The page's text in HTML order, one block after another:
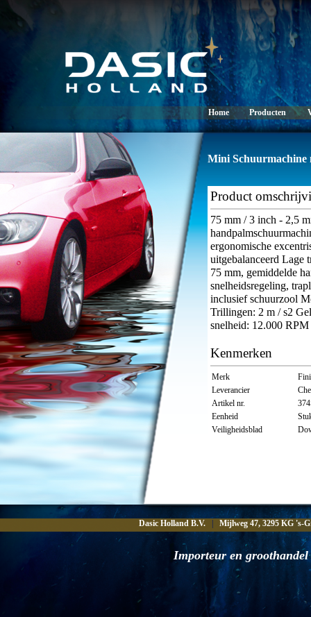
Mini Schuurmachine
Product
75 mm / 3 inch - 2,5
ergonomische
uitgebalanceerd Lage
75 mm, gemiddelde
snelheidsregeling,
inclusief schuurzool
Trillingen: 2 m / s2
snelheid: 12.000
Kenmerken
Merk
Leverancier
Artikel nr.
Eenheid
Veiligheidsblad
Home Producten
Dasic Holland B.V. Mijlweg 47, 3295 KG 's-
Importeur en